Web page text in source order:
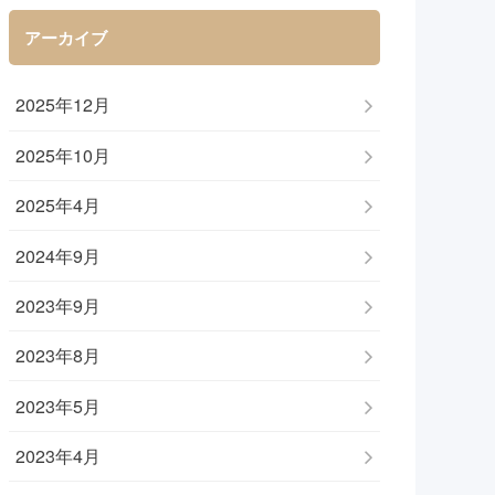
アーカイブ
2025年12月
2025年10月
2025年4月
2024年9月
2023年9月
2023年8月
2023年5月
2023年4月